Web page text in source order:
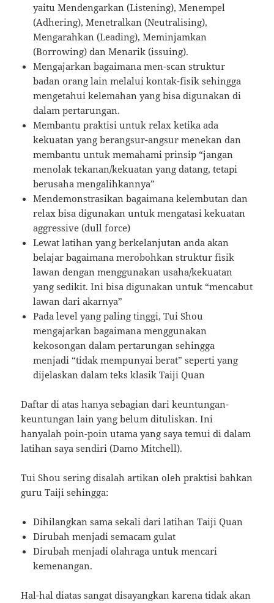
yaitu Mendengarkan (Listening), Menempel
(Adhering), Menetralkan (Neutralising),
Mengarahkan (Leading), Meminjamkan
(Borrowing) dan Menarik (issuing).
Mengajarkan bagaimana men-scan struktur
badan orang lain melalui kontak-fisik sehingga
mengetahui kelemahan yang bisa digunakan di
dalam pertarungan.
Membantu praktisi untuk relax ketika ada
kekuatan yang berangsur-angsur menekan dan
membantu untuk memahami prinsip “jangan
menolak tekanan/kekuatan yang datang, tetapi
berusaha mengalihkannya”
Mendemonstrasikan bagaimana kelembutan dan
relax bisa digunakan untuk mengatasi kekuatan
aggressive (dull force)
Lewat latihan yang berkelanjutan anda akan
belajar bagaimana merobohkan struktur fisik
lawan dengan menggunakan usaha/kekuatan
yang sedikit. Ini bisa digunakan untuk “mencabut
lawan dari akarnya”
Pada level yang paling tinggi, Tui Shou
mengajarkan bagaimana menggunakan
kekosongan dalam pertarungan sehingga
menjadi “tidak mempunyai berat” seperti yang
dijelaskan dalam teks klasik Taiji Quan
Daftar di atas hanya sebagian dari keuntungan-
keuntungan lain yang belum dituliskan. Ini
hanyalah poin-poin utama yang saya temui di dalam
latihan saya sendiri (Damo Mitchell).
Tui Shou sering disalah artikan oleh praktisi bahkan
guru Taiji sehingga:
Dihilangkan sama sekali dari latihan Taiji Quan
Dirubah menjadi semacam gulat
Dirubah menjadi olahraga untuk mencari
kemenangan.
Hal-hal diatas sangat disayangkan karena tidak akan